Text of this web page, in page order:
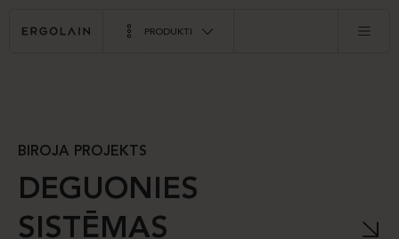
PRODUKTI
BIROJA PROJEKTS
DEGUONIES
SISTĒMAS